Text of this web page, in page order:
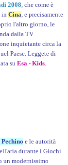
2008 , che come è
in Cina , e precisamente
l'altro giorno, le
dalla TV
inquietante circa la
Paese. Leggete di
su Esa - Kids
e le autorità
durante i Giochi
un modernissimo